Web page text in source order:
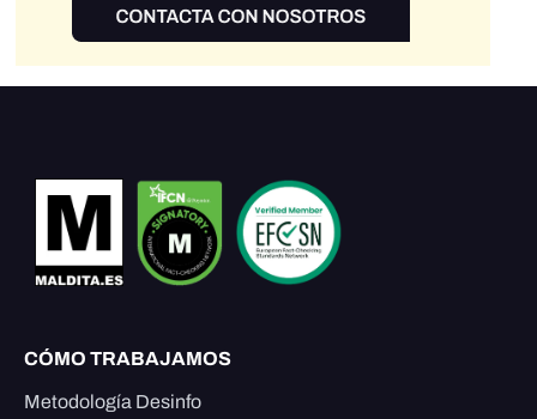
CÓMO TRABAJAMOS
Metodología Desinfo